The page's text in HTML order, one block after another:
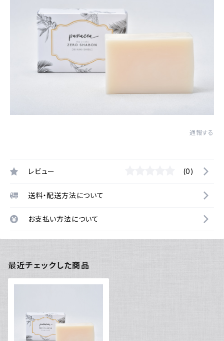
通報する
レビュー (0)
送料・配送方法について
お支払い方法について
最近チェックした商品